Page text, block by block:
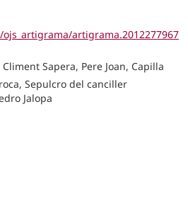
artigrama.2012277967
Sapera, Pere Joan, Capilla
Sepulcro del canciller
Jalopa